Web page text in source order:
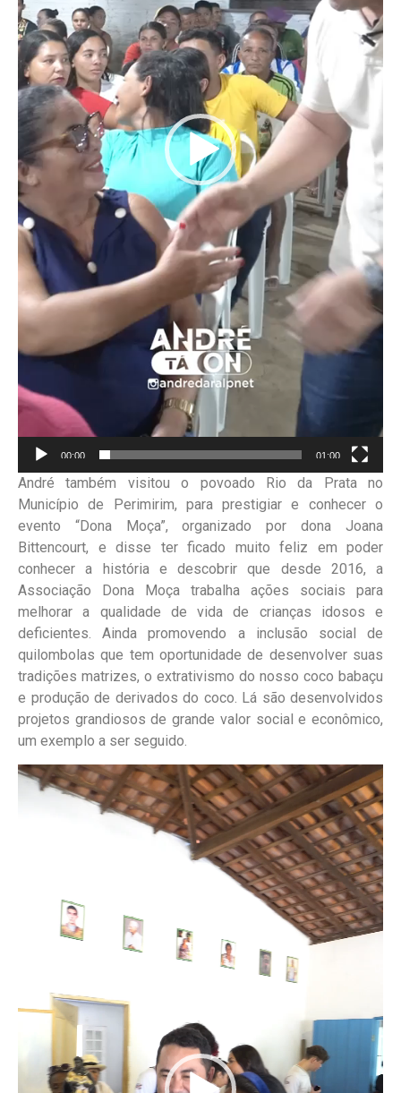
00:00 01:00
André também visitou o povoado Rio da Prata no
Município de Perimirim, para prestigiar e conhecer o
evento “Dona Moça”, organizado por dona Joana
Bittencourt, e disse ter ficado muito feliz em poder
conhecer a história e descobrir que desde 2016, a
Associação Dona Moça trabalha ações sociais para
melhorar a qualidade de vida de crianças idosos e
deficientes. Ainda promovendo a inclusão social de
quilombolas que tem oportunidade de desenvolver suas
tradições matrizes, o extrativismo do nosso coco babaçu
e produção de derivados do coco. Lá são desenvolvidos
projetos grandiosos de grande valor social e econômico,
um exemplo a ser seguido.
Tocador